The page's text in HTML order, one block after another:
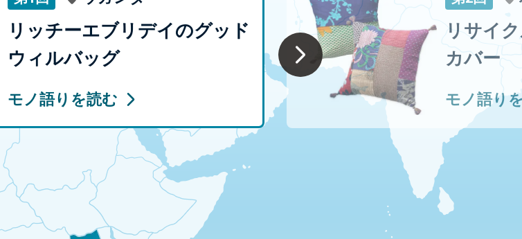
リッチーエブリデイのグッド
ウィルバッグ
モノ語りを読む
リサイ
カバー
モノ語り